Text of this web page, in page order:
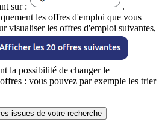
sur :
.
les offres d'emploi que vous
visualiser les offres d'emploi suivantes,
la possibilité de changer le
: vous pouvez par exemple les trier
issues de votre recherche